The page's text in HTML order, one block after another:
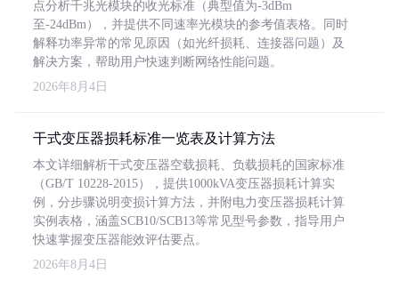
点分析千兆光模块的收光标准（典型值为-3dBm
至-24dBm），并提供不同速率光模块的参考值表格。同时
解释功率异常的常见原因（如光纤损耗、连接器问题）及
解决方案，帮助用户快速判断网络性能问题。
2026年8月4日
干式变压器损耗标准一览表及计算方法
本文详细解析干式变压器空载损耗、负载损耗的国家标准
（GB/T 10228-2015），提供1000kVA变压器损耗计算实
例，分步骤说明变损计算方法，并附电力变压器损耗计算
实例表格，涵盖SCB10/SCB13等常见型号参数，指导用户
快速掌握变压器能效评估要点。
2026年8月4日